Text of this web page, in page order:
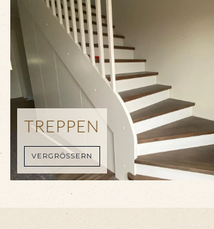
TREPPEN
VERGRÖSSERN